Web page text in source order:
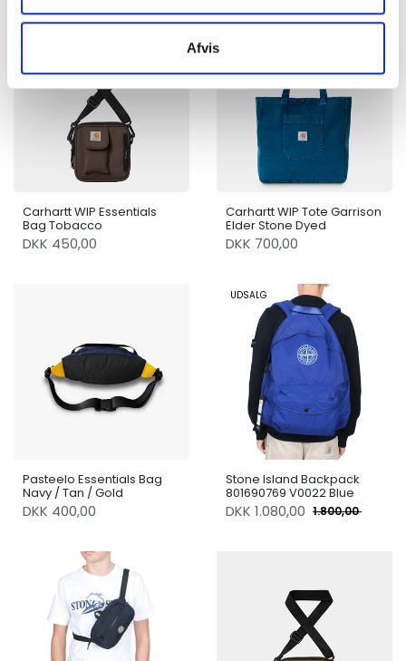
Afvis
Carhartt WIP Essentials
Bag Tobacco
DKK 450,00
Carhartt WIP Tote Garrison
Elder Stone Dyed
DKK 700,00
Pasteelo Essentials Bag
Navy / Tan / Gold
DKK 400,00
UDSALG
Stone Island Backpack
801690769 V0022 Blue
DKK 1.080,00 1.800,00